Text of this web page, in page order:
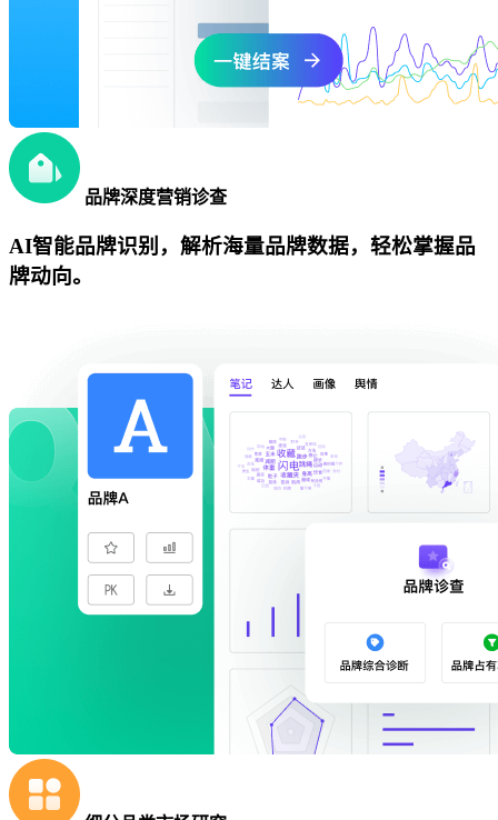
品牌深度营销诊查
AI智能品牌识别，解析海量品牌数据，轻松掌握品
牌动向。